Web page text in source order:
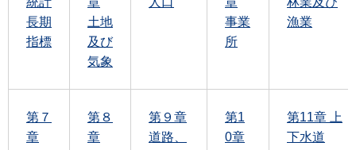
長期
指標
土地
及び
気象
事業
所
漁業
第７
章
第８
章
第９章
道路、
第1
0章
第11章 上
下水道